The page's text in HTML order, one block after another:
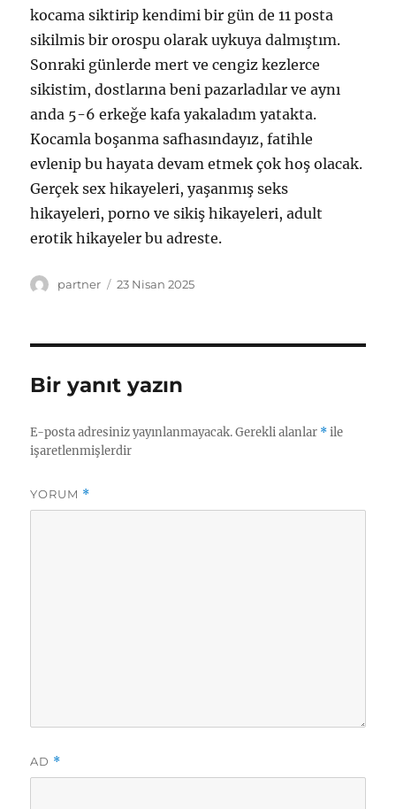
kocama siktirip kendimi bir gün de 11 posta
sikilmis bir orospu olarak uykuya dalmıştım.
Sonraki günlerde mert ve cengiz kezlerce
sikistim, dostlarına beni pazarladılar ve aynı
anda 5-6 erkeğe kafa yakaladım yatakta.
Kocamla boşanma safhasındayız, fatihle
evlenip bu hayata devam etmek çok hoş olacak.
Gerçek sex hikayeleri, yaşanmış seks
hikayeleri, porno ve sikiş hikayeleri, adult
erotik hikayeler bu adreste.
Yazar
partner
Yayın
23 Nisan 2025
Bir yanıt yazın
E-posta adresiniz yayınlanmayacak. Gerekli alanlar *ile
işaretlenmişlerdir
YORUM *
AD *